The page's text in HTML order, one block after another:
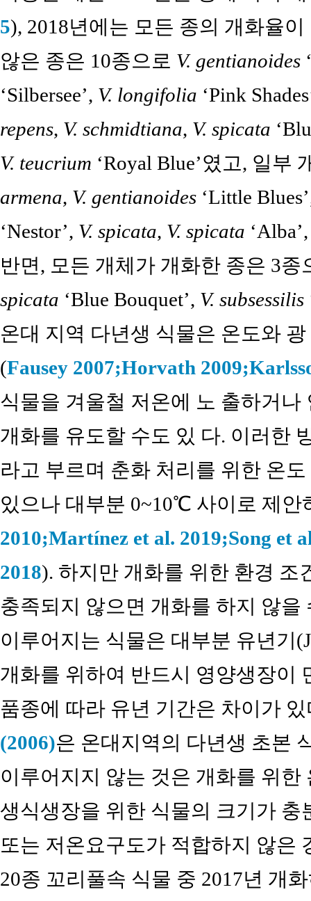
5), 2018년에는 모든 종의 개화율
않은 종은 10종으로 V. gentianoides
‘Silbersee’, V. longifolia ‘Pink
repens, V. schmidtiana, V. spicata
V. teucrium ‘Royal Blue’였고, 일부
armena, V. gentianoides ‘Little
‘Nestor’, V. spicata, V. spicata
반면, 모든 개체가 개화한 종은 3
spicata ‘Blue Bouquet’, V. subsessilis
온대 지역 다년생 식물은 온도와
(Fausey 2007;Horvath 2009;
식물을 겨울철 저온에 노 출하거
개화를 유도할 수도 있 다. 이러한
라고 부르며 춘화 처리를 위한 온
있으나 대부분 0~10℃ 사이로 제안
2010;Martínez et al. 2019;Song et
2018). 하지만 개화를 위한 환경 조
충족되지 않으면 개화를 하지 않을
이루어지는 식물은 대부분 유년기
개화를 위하여 반드시 영양생장이
품종에 따라 유년 기간은 차이가
(2006)은 온대지역의 다년생 초본
이루어지지 않는 것은 개화를 위
생식생장을 위한 식물의 크기가
또는 저온요구도가 적합하지 않은
20종 꼬리풀속 식물 중 2017년 개